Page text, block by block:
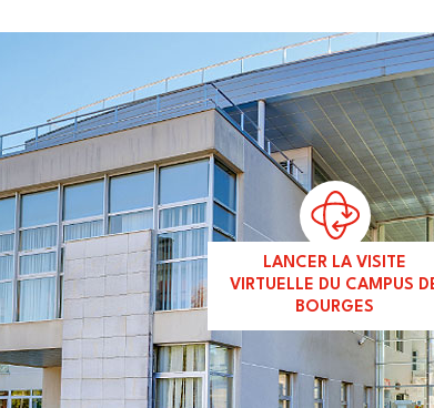
LANCER LA VISITE
VIRTUELLE DU CAMPUS
BOURGES